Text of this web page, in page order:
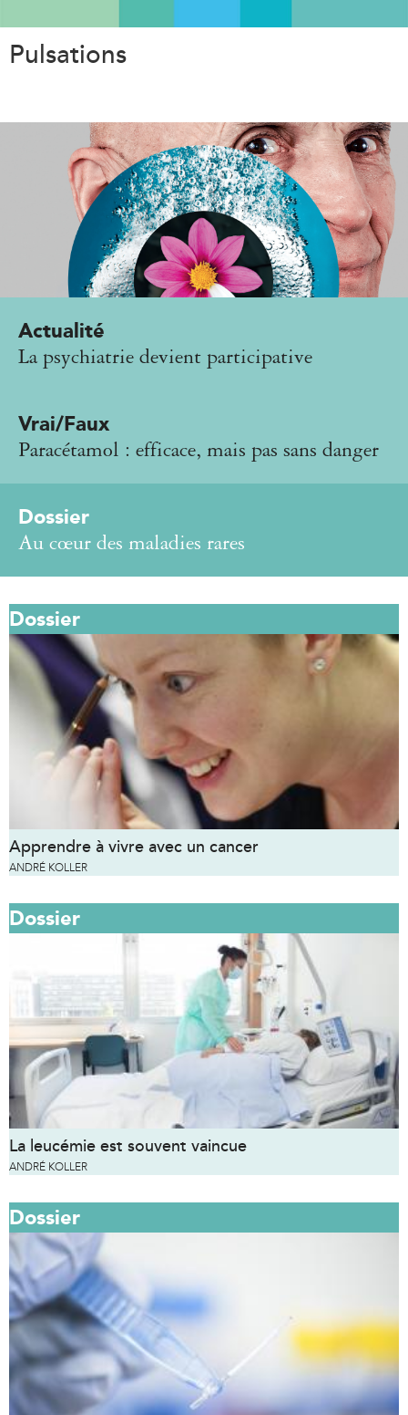
Pulsations
Actualité
La psychiatrie devient participative
Vrai/Faux
Paracétamol : efficace, mais pas sans danger
Dossier
Au cœur des maladies rares
Dossier
Apprendre à vivre avec un cancer
ANDRÉ KOLLER
Dossier
La leucémie est souvent vaincue
ANDRÉ KOLLER
Dossier